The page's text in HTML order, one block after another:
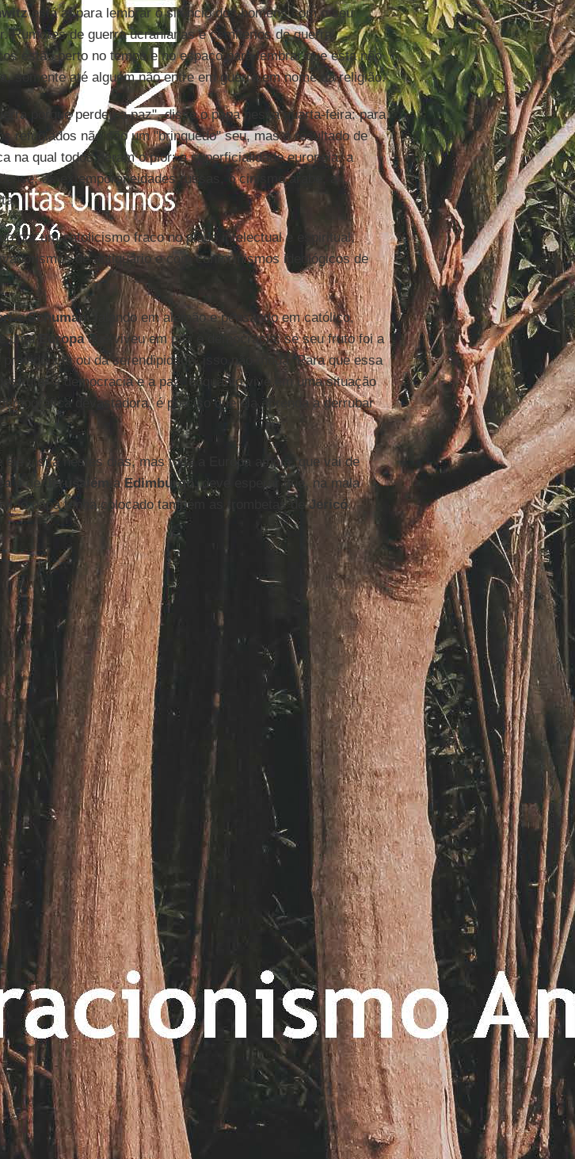
está aí para lembrar o silêncio dos homens com o seu
Rumores de guerra ucranianas e cemitérios de guerra
estão perto no tempo e no espaço para lembrar que esta não
somente até alguém não entre em guerra em nome da religião.
porque perdeu a paz", disse o papa nessa quarta-feira: para
refugiados não são um "brinquedo" seu, mas o resultado de
na qual todos deram o pior: a superficialidade europeia, a
as extemporaneidades russas, o cinismo árabe, a
por um catolicismo fraco no plano intelectual e espiritual,
de antiquário e com conformismos ideológicos de
eSchuman , falando em alemão e pensando em católico,
uma
Europaque viveu em paz e democracia: se seu fruto foi a
ou da serendipidade, isso não muda. Para que essa
a democracia e a paz, enquanto vive em uma situação
devastadora, é preciso que ela aprenda a derrubar
ele visita nestes dias, mas toda a Europa ampla, que vai de
e deJerusalémaEdimburgo, deve esperar que, na mala
o papa tenha colocado também as trombetas deJericó.